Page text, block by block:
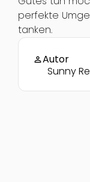
perfekte
tanken.
personAutor
Sunny